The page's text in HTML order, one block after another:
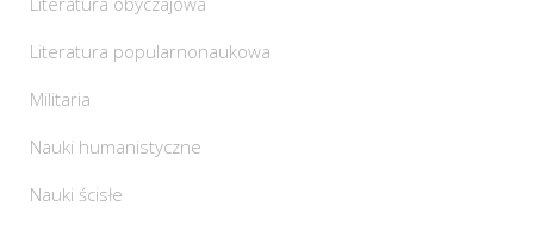
Literatura popularnonaukowa
Militaria
Nauki humanistyczne
Nauki ścisłe